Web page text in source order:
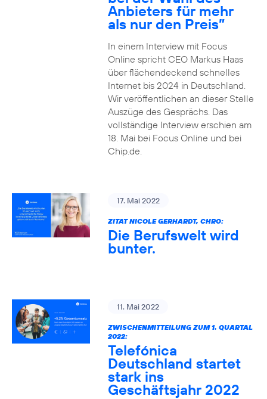
Anbieters für mehr
als nur den Preis”
In einem Interview mit Focus
Online spricht CEO Markus Haas
über flächendeckend schnelles
Internet bis 2024 in Deutschland.
Wir veröffentlichen an dieser Stelle
Auszüge des Gesprächs. Das
vollständige Interview erschien am
18. Mai bei Focus Online und bei
Chip.de.
17. Mai 2022
ZITAT NICOLE GERHARDT, CHRO:
Die Berufswelt wird
bunter.
11. Mai 2022
ZWISCHENMITTEILUNG ZUM 1. QUARTAL
2022:
Telefónica
Deutschland startet
stark ins
Geschäftsjahr 2022